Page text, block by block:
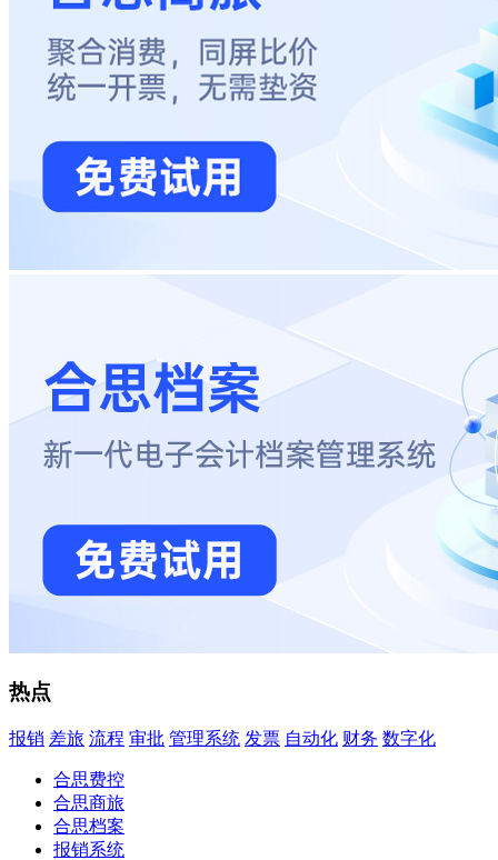
热点
报销 差旅 流程 审批 管理系统 发票 自动化 财务 数字化
合思费控
合思商旅
合思档案
报销系统